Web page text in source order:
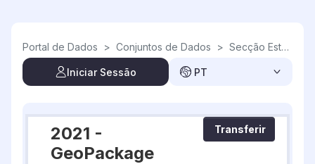
Portal de Dados > Conjuntos de Dados > Secção Estatística
Iniciar Sessão PT
Transferir
2021 -
GeoPackage